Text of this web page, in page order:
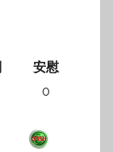
安慰
0